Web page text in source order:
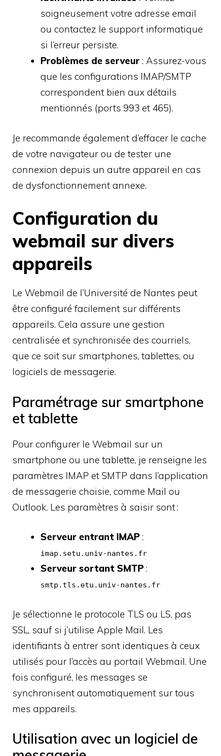
soigneusement votre adresse email
ou contactez le support informatique
si l’erreur persiste.
Problèmes de serveur : Assurez-vous
que les configurations IMAP/SMTP
correspondent bien aux détails
mentionnés (ports 993 et 465).
Je recommande également d’effacer le cache
de votre navigateur ou de tester une
connexion depuis un autre appareil en cas
de dysfonctionnement annexe.
Configuration du
webmail sur divers
appareils
Le Webmail de l’Université de Nantes peut
être configuré facilement sur différents
appareils. Cela assure une gestion
centralisée et synchronisée des courriels,
que ce soit sur smartphones, tablettes, ou
logiciels de messagerie.
Paramétrage sur smartphone
et tablette
Pour configurer le Webmail sur un
smartphone ou une tablette, je renseigne les
paramètres IMAP et SMTP dans l’application
de messagerie choisie, comme Mail ou
Outlook. Les paramètres à saisir sont :
Serveur entrant IMAP :
imap.setu.univ-nantes.fr
Serveur sortant SMTP :
smtp.tls.etu.univ-nantes.fr
Je sélectionne le protocole TLS ou LS, pas
SSL, sauf si j’utilise Apple Mail. Les
identifiants à entrer sont identiques à ceux
utilisés pour l’accès au portail Webmail. Une
fois configuré, les messages se
synchronisent automatiquement sur tous
mes appareils.
Utilisation avec un logiciel de